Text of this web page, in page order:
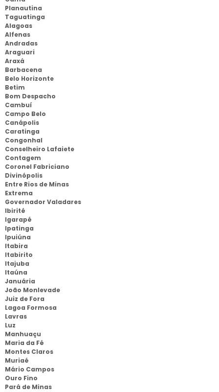
Planautina
Taguatinga
Alagoas
Alfenas
Andradas
Araguari
Araxá
Barbacena
Belo Horizonte
Betim
Bom Despacho
Cambuí
Campo Belo
Canápolis
Caratinga
Congonhal
Conselheiro Lafaiete
Contagem
Coronel Fabriciano
Divinópolis
Entre Rios de Minas
Extrema
Governador Valadares
Ibirité
Igarapé
Ipatinga
Ipuiúna
Itabira
Itabirito
Itajuba
Itaúna
Januária
João Monlevade
Juiz de Fora
Lagoa Formosa
Lavras
Luz
Manhuaçu
Maria da Fé
Montes Claros
Muriaé
Mário Campos
Ouro Fino
Pará de Minas